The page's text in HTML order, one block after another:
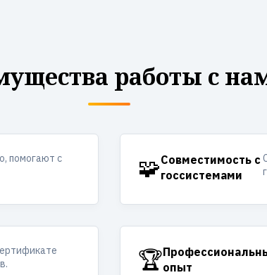
работы с
помогают с
🧩Совместимость с
госсистемами
🏆опыт